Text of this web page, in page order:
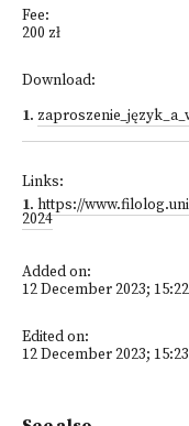
Fee:
200 zł
Download:
1.
Links:
1. https://
2024
Added on:
12 December 2023;
Edited on:
12 December 2023;